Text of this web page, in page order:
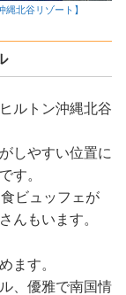
縄北谷リゾート】
ルトン沖縄北谷
しやすい位置に
す。
ビュッフェが
んもいます。
ます。
、優雅で南国情